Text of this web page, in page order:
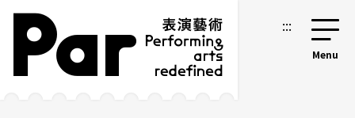
跳到主要内容区块
网站导览 :::